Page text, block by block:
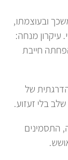
ובעוצמתו,
עיקרון מנחה:
חייבת
של
בלי זעזוע.
התסמינים